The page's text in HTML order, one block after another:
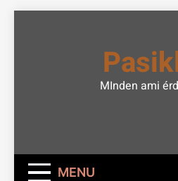
MInden ami
MENU